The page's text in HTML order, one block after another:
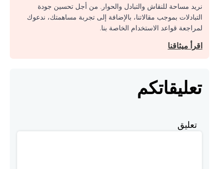
نريد مساحة للنقاش والتبادل والحوار. من أجل تحسين جودة
التبادلات بموجب مقالاتنا، بالإضافة إلى تجربة مساهمتك، ندعوك
لمراجعة قواعد الاستخدام الخاصة بنا.
اقرأ ميثاقنا
تعليقاتكم
تعليق